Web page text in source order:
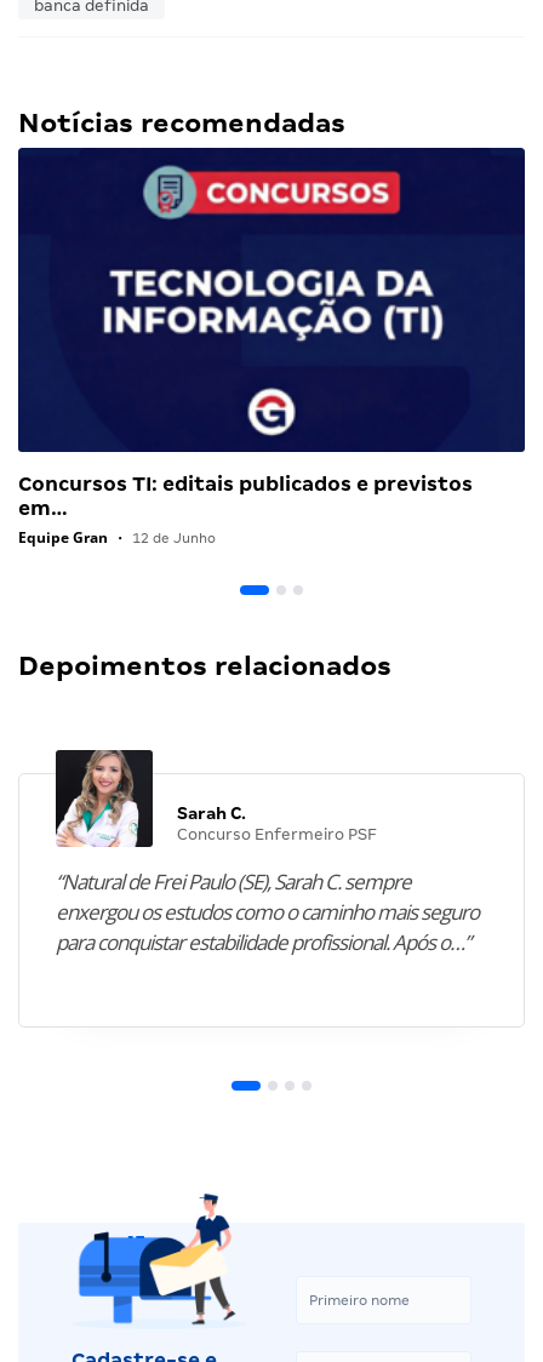
banca definida
Notícias recomendadas
Concursos TI: editais publicados e previstos
em…
Equipe Gran • 12 de Junho
Depoimentos relacionados
Sarah C.
Concurso Enfermeiro PSF
“Natural de Frei Paulo (SE), Sarah C. sempre
enxergou os estudos como o caminho mais seguro
para conquistar estabilidade profissional. Após o…”